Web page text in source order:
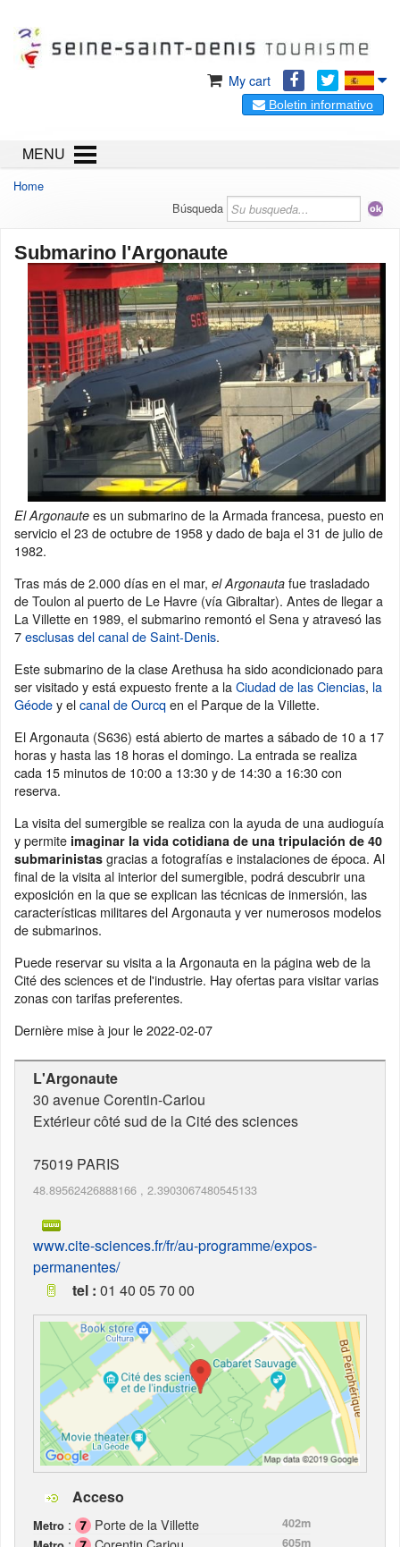
My cart
Boletin informativo
MENU
Home
Búsqueda
Submarino l'Argonaute
El Argonaute es un submarino de la Armada francesa, puesto en
servicio el 23 de octubre de 1958 y dado de baja el 31 de julio de
1982.
Tras más de 2.000 días en el mar, el Argonauta fue trasladado
de Toulon al puerto de Le Havre (vía Gibraltar). Antes de llegar a
La Villette en 1989, el submarino remontó el Sena y atravesó las
7esclusas del canal de Saint-Denis.
Este submarino de la clase Arethusa ha sido acondicionado para
ser visitado y está expuesto frente a laCiudad de las Ciencias, la
Géodey elcanal de Ourcqen el Parque de la Villette.
El Argonauta (S636) está abierto de martes a sábado de 10 a 17
horas y hasta las 18 horas el domingo. La entrada se realiza
cada 15 minutos de 10:00 a 13:30 y de 14:30 a 16:30 con
reserva.
La visita del sumergible se realiza con la ayuda de una audioguía
y permite imaginar la vida cotidiana de una tripulación de 40
submarinistas gracias a fotografías e instalaciones de época. Al
final de la visita al interior del sumergible, podrá descubrir una
exposición en la que se explican las técnicas de inmersión, las
características militares del Argonauta y ver numerosos modelos
de submarinos.
Puede reservar su visita a la Argonauta en la página web de la
Cité des sciences et de l'industrie. Hay ofertas para visitar varias
zonas con tarifas preferentes.
Dernière mise à jour le2022-02-07
L'Argonaute
30 avenue Corentin-Cariou
Extérieur côté sud de la Cité des sciences
75019 PARIS
48.89562426888166 , 2.3903067480545133
www.cite-sciences.fr/fr/au-programme/expos-
permanentes/
tel : 01 40 05 70 00
Acceso
Metro : Porte de la Villette
402m
605m